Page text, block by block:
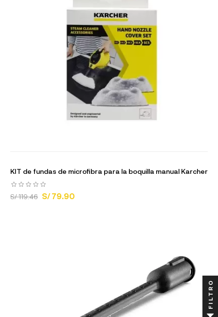
KIT de fundas de microfibra para la boquilla manual Karcher
S/ 119.46 S/ 79.90
FILTRO